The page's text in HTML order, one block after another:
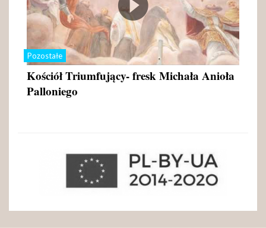
Pozostałe
Kościół Triumfujący- fresk Michała Anioła
Palloniego